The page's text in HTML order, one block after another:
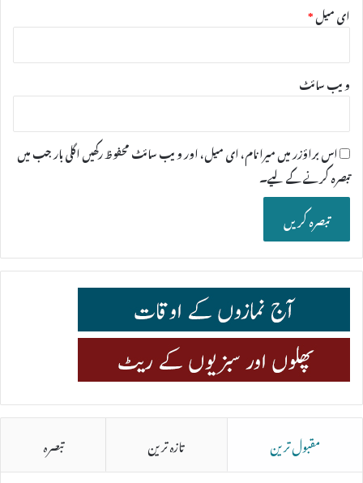
ای میل*
ویب‌ سائٹ
اس براؤزر میں میرا نام، ای میل، اور ویب سائٹ محفوظ رکھیں اگلی بار جب میں
تبصرہ کرنے کےلیے۔
مقبول ترین تازہ ترین تبصرہ